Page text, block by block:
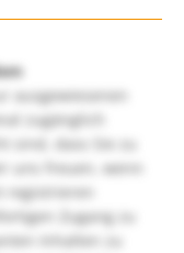
zugänglich
sind, dass Sie zu
uns freuen, wenn
registrieren
Zugang zu
Inhalten zu